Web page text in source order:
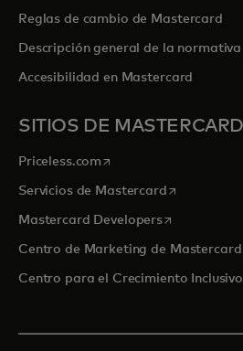
Reglas de cambio de Mastercard
Descripción general de la normativa
Accesibilidad en Mastercard
SITIOS DE MASTERCARD
Priceless.com se abre en una pestaña
Servicios de Mastercardse abre en
Mastercard Developersse abre en
Centro de Marketing de Mastercard
Centro para el Crecimiento Inclusivo